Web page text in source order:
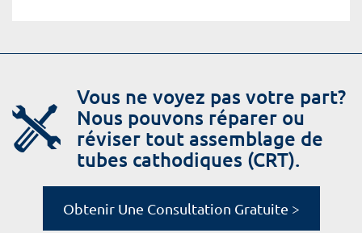
Vous ne voyez pas votre part?
Nous pouvons réparer ou
réviser tout assemblage de
tubes cathodiques (CRT).
Obtenir Une Consultation Gratuite >